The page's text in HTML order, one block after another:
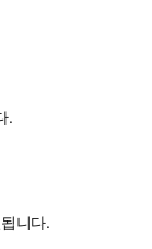
.
니다.